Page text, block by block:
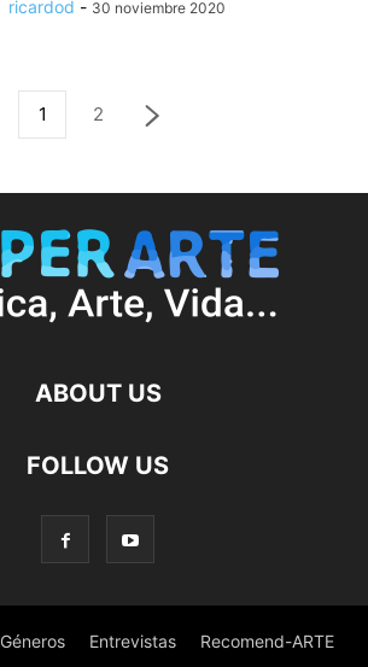
ricardod - 30 noviembre 2020
1 2
ABOUT US
FOLLOW US
Géneros Entrevistas Recomend-ARTE